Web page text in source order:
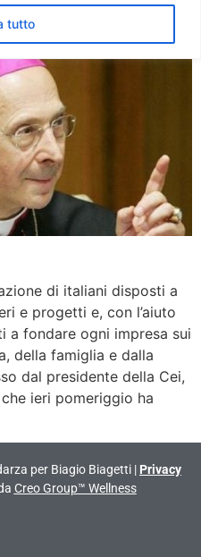
tutto
di italiani disposti a
e progetti e, con l’aiuto
a fondare ogni impresa sui
della famiglia e dalla
dal presidente della Cei,
ieri pomeriggio ha
per Biagio Biagetti | Privacy
Creo Group™ Wellness